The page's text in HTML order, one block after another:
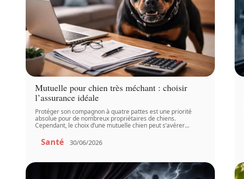
Mutuelle pour chien très méchant : choisir
l’assurance idéale
Protéger son compagnon à quatre pattes est une priorité
absolue pour de nombreux propriétaires de chiens.
Cependant, le choix d’une mutuelle chien peut s’avérer…
Santé 30/06/2026